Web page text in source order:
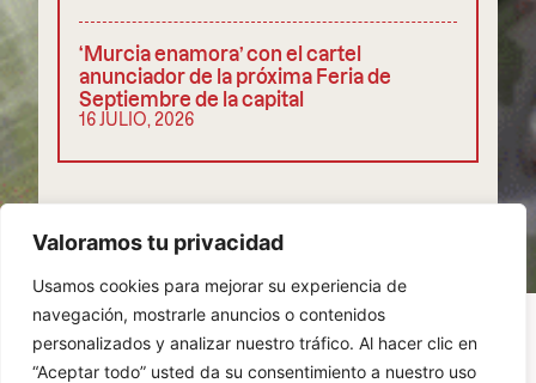
Valoramos tu privacidad
Usamos cookies para mejorar su experiencia de
navegación, mostrarle anuncios o contenidos
personalizados y analizar nuestro tráfico. Al hacer clic en
“Aceptar todo” usted da su consentimiento a nuestro uso
‘Murcia enamora’ con el cartel
anunciador de la próxima Feria de
Septiembre de la capital
16 JULIO, 2026